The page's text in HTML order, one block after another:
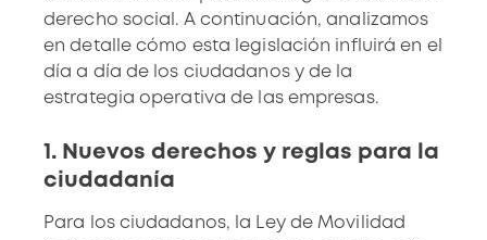
derecho social. A continuación, analizamos
en detalle cómo esta legislación influirá en el
día a día de los ciudadanos y de la
estrategia operativa de las empresas.
1. Nuevos derechos y reglas para la
ciudadanía
Para los ciudadanos, la Ley de Movilidad